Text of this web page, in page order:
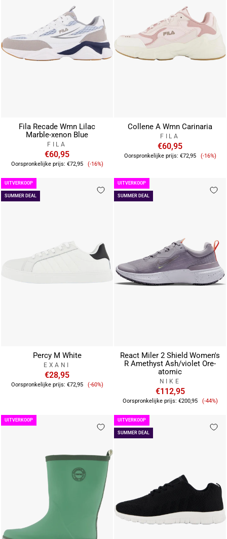
Fila Recade Wmn Lilac
Marble-xenon Blue
FILA
€60,95
Oorspronkelijke prijs: €72,95 Verkoopprijs
(-16%)
Collene A Wmn Carinaria
FILA
€60,95
Oorspronkelijke prijs: €72,95 (-16%)
SUMMER DEAL
UITVERKOOP
Percy M White
EXANI
€28,95
Oorspronkelijke prijs: €72,95 Verkoopprijs
(-60%)
SUMMER DEAL
UITVERKOOP
React Miler 2 Shield Women's
R Amethyst Ash/violet Ore-
atomic
NIKE
€112,95
Oorspronkelijke prijs: €200,95 (-44%)
UITVERKOOP
SUMMER DEAL
UITVERKOOP